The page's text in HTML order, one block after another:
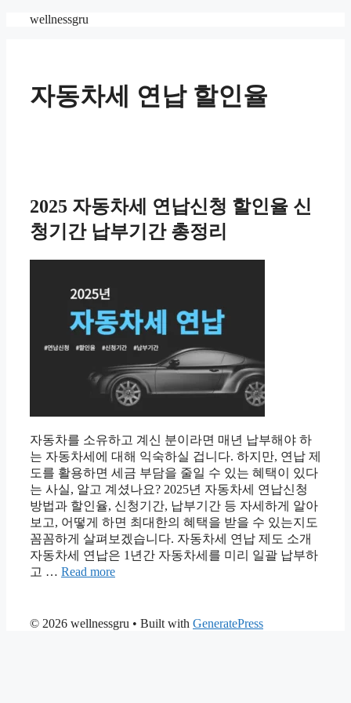
wellnessgru
자동차세 연납 할인율
2025 자동차세 연납신청 할인율 신
청기간 납부기간 총정리
자동차를 소유하고 계신 분이라면 매년 납부해야 하
는 자동차세에 대해 익숙하실 겁니다. 하지만, 연납 제
도를 활용하면 세금 부담을 줄일 수 있는 혜택이 있다
는 사실, 알고 계셨나요? 2025년 자동차세 연납신청
방법과 할인율, 신청기간, 납부기간 등 자세하게 알아
보고, 어떻게 하면 최대한의 혜택을 받을 수 있는지도
꼼꼼하게 살펴보겠습니다. 자동차세 연납 제도 소개
자동차세 연납은 1년간 자동차세를 미리 일괄 납부하
고 … Read more
© 2026 wellnessgru • Built with GeneratePress